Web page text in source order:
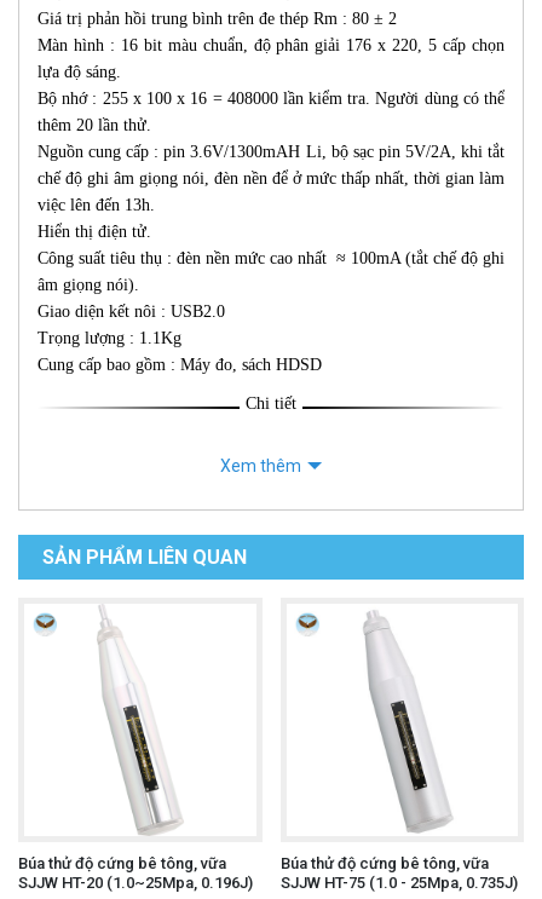
Giá trị phản hồi trung bình trên đe thép Rm : 80 ± 2
Màn hình : 16 bit màu chuẩn, độ phân giải 176 x 220, 5 cấp chọn
lựa độ sáng.
Bộ nhớ : 255 x 100 x 16 = 408000 lần kiểm tra. Người dùng có thể
thêm 20 lần thử.
Nguồn cung cấp : pin 3.6V/1300mAH Li, bộ sạc pin 5V/2A, khi tắt
chế độ ghi âm giọng nói, đèn nền để ở mức thấp nhất, thời gian làm
việc lên đến 13h.
Hiển thị điện tử.
Công suất tiêu thụ : đèn nền mức cao nhất ≈ 100mA (tắt chế độ ghi
âm giọng nói).
Giao diện kết nôi : USB2.0
Trọng lượng : 1.1Kg
Cung cấp bao gồm : Máy đo, sách HDSD
Chi tiết
Xem thêm
SẢN PHẨM LIÊN QUAN
Búa thử độ cứng bê tông, vữa
SJJW HT-20 (1.0~25Mpa, 0.196J)
Búa thử độ cứng bê tông, vữa
SJJW HT-75 (1.0 - 25Mpa, 0.735J)